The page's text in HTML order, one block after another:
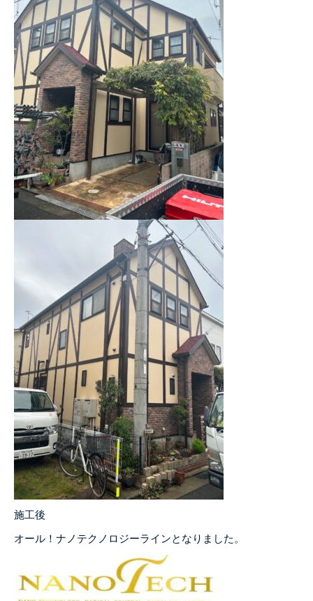
施工後
オール！ナノテクノロジーラインとなりました。